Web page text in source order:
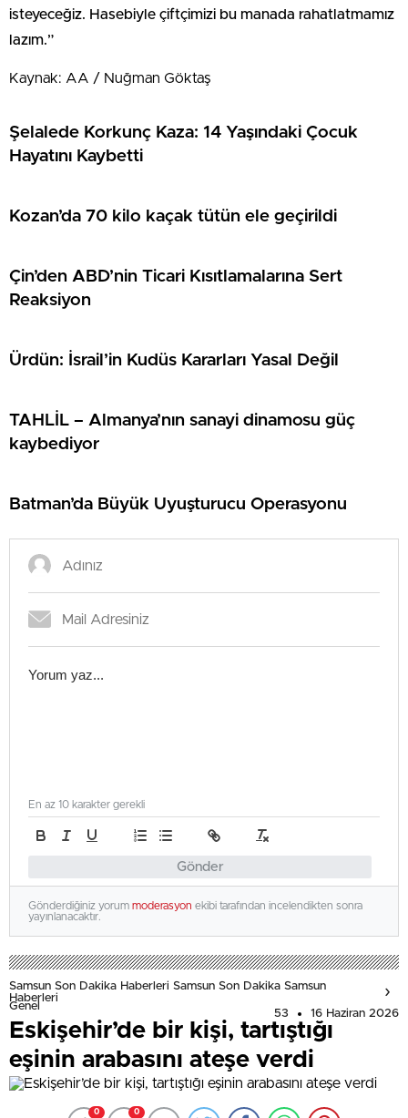
isteyeceğiz. Hasebiyle çiftçimizi bu manada rahatlatmamız
lazım.”
Kaynak: AA / Nuğman Göktaş
Şelalede Korkunç Kaza: 14 Yaşındaki Çocuk
Hayatını Kaybetti
Kozan’da 70 kilo kaçak tütün ele geçirildi
Çin’den ABD’nin Ticari Kısıtlamalarına Sert
Reaksiyon
Ürdün: İsrail’in Kudüs Kararları Yasal Değil
TAHLİL – Almanya’nın sanayi dinamosu güç
kaybediyor
Batman’da Büyük Uyuşturucu Operasyonu
Gönder
En az 10 karakter gerekli
Gönderdiğiniz yorum moderasyon ekibi tarafından incelendikten sonra
yayınlanacaktır.
Samsun Son Dakika Haberleri Samsun Son Dakika Samsun
Haberleri
Genel
53 16 Haziran 2026
Eskişehir’de bir kişi, tartıştığı
eşinin arabasını ateşe verdi
0 0